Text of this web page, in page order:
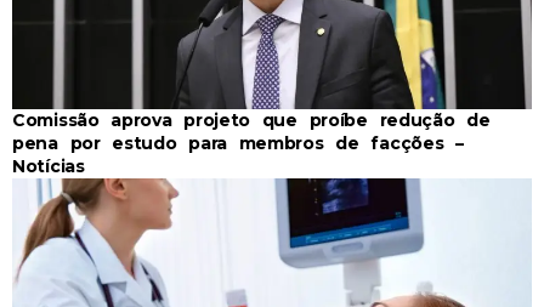
Comissão aprova projeto que proíbe redução de
pena por estudo para membros de facções –
Notícias